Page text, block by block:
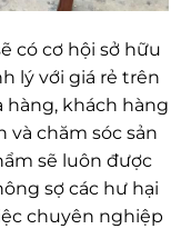
có cơ hội sở hữu
lý với giá rẻ trên
hàng, khách hàng
và chăm sóc sản
sẽ luôn được
sợ các hư hại
chuyên nghiệp